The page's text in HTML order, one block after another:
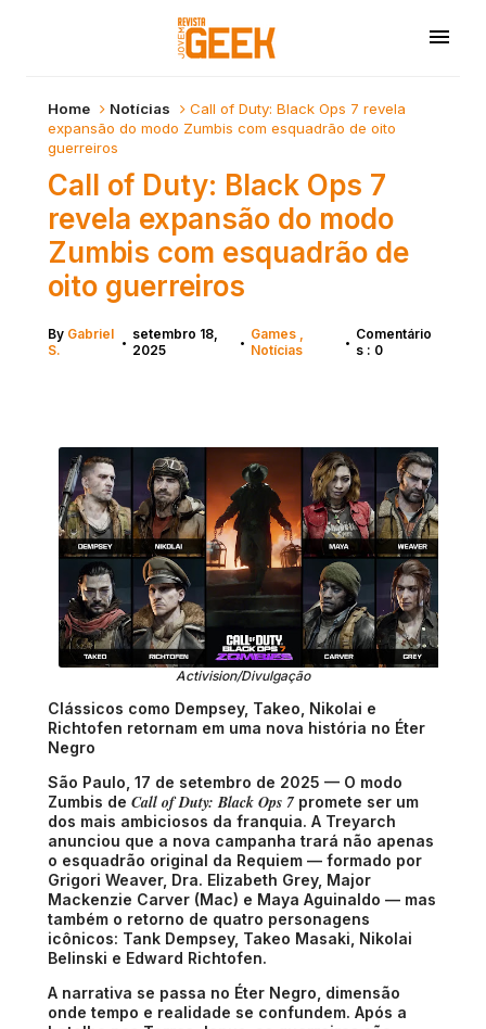
Home Notícias
Call of Duty: Black Ops 7 revela
expansão do modo Zumbis com esquadrão de oito
guerreiros
Call of Duty: Black Ops 7
revela expansão do modo
Zumbis com esquadrão de
oito guerreiros
By Gabriel
S.
• setembro 18,
2025
• Games
Notícias
• Comentário
s : 0
Activision/Divulgação
Clássicos como Dempsey, Takeo, Nikolai e
Richtofen retornam em uma nova história no Éter
Negro
São Paulo, 17 de setembro de 2025 — O modo
Zumbis de Call of Duty: Black Ops 7promete ser um
dos mais ambiciosos da franquia. A Treyarch
anunciou que a nova campanha trará não apenas
o esquadrão original da Requiem — formado por
Grigori Weaver, Dra. Elizabeth Grey, Major
Mackenzie Carver (Mac) e Maya Aguinaldo — mas
também o retorno de quatro personagens
icônicos: Tank Dempsey, Takeo Masaki, Nikolai
Belinski e Edward Richtofen.
A narrativa se passa no Éter Negro, dimensão
onde tempo e realidade se confundem. Após a